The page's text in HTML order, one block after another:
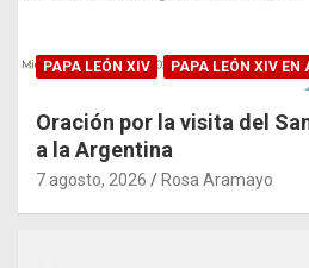
PAPA LEÓN XIV PAPA LEÓN XIV EN
Oración por la visita del
a la Argentina
7 agosto, 2026 Rosa Aramayo